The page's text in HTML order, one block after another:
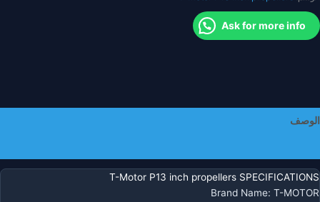
متعددة
المروحيات
Ask for more info
الوصف
T-Motor P13 inch propellers SPECIFICATIONS
Brand Name: T-MOTOR